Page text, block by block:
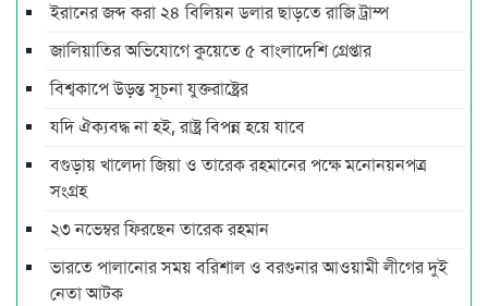
ইরানের জব্দ করা ২৪ বিলিয়ন ডলার ছাড়তে রাজি ট্রাম্প
জালিয়াতির অভিযোগে কুয়েতে ৫ বাংলাদেশি গ্রেপ্তার
বিশ্বকাপে উড়ন্ত সূচনা যুক্তরাষ্ট্রের
যদি ঐক্যবদ্ধ না হই, রাষ্ট্র বিপন্ন হয়ে যাবে
বগুড়ায় খালেদা জিয়া ও তারেক রহমানের পক্ষে মনোনয়নপত্র
সংগ্রহ
২৩ নভেম্বর ফিরছেন তারেক রহমান
ভারতে পালানোর সময় ব‌রিশাল ও বরগুনার আওয়ামী লীগের দুই
নেতা আটক